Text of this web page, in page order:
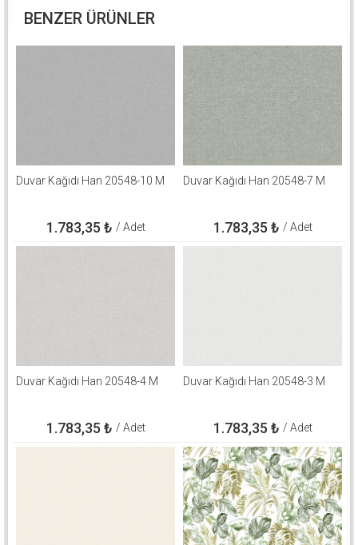
BENZER ÜRÜNLER
Duvar Kağıdı Han 20548-10 M
1.783,35 ₺ / Adet
Duvar Kağıdı Han 20548-7 M
1.783,35 ₺ / Adet
Duvar Kağıdı Han 20548-4 M
1.783,35 ₺ / Adet
Duvar Kağıdı Han 20548-3 M
1.783,35 ₺ / Adet